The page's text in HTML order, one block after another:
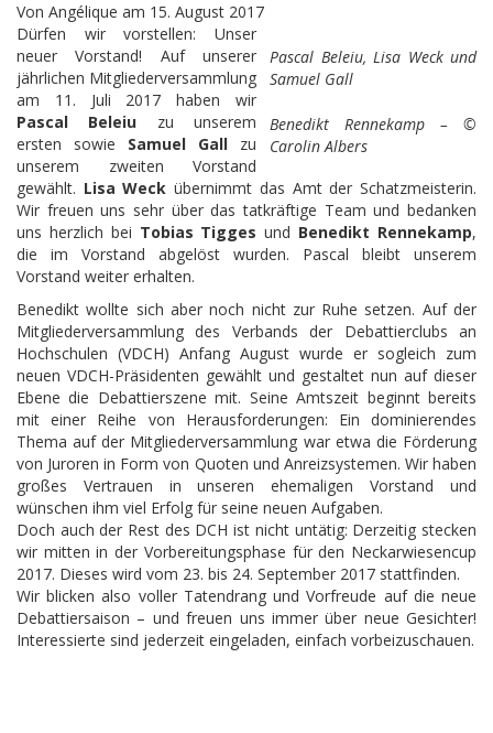
Von Angélique am 15. August 2017
Pascal Beleiu, Lisa Weck und
Samuel Gall
Benedikt Rennekamp – ©
Carolin Albers
Dürfen wir vorstellen: Unser
neuer Vorstand! Auf unserer
jährlichen Mitgliederversammlung
am 11. Juli 2017 haben wir
Pascal Beleiu zu unserem
ersten sowie Samuel Gall zu
unserem zweiten Vorstand
gewählt. Lisa Weck übernimmt das Amt der Schatzmeisterin.
Wir freuen uns sehr über das tatkräftige Team und bedanken
uns herzlich bei Tobias Tigges und Benedikt Rennekamp,
die im Vorstand abgelöst wurden. Pascal bleibt unserem
Vorstand weiter erhalten.
Benedikt wollte sich aber noch nicht zur Ruhe setzen. Auf der
Mitgliederversammlung des Verbands der Debattierclubs an
Hochschulen (VDCH) Anfang August wurde er sogleich zum
neuen VDCH-Präsidenten gewählt und gestaltet nun auf dieser
Ebene die Debattierszene mit. Seine Amtszeit beginnt bereits
mit einer Reihe von Herausforderungen: Ein dominierendes
Thema auf der Mitgliederversammlung war etwa die Förderung
von Juroren in Form von Quoten und Anreizsystemen. Wir haben
großes Vertrauen in unseren ehemaligen Vorstand und
wünschen ihm viel Erfolg für seine neuen Aufgaben.
Doch auch der Rest des DCH ist nicht untätig: Derzeitig stecken
wir mitten in der Vorbereitungsphase für den Neckarwiesencup
2017. Dieses wird vom 23. bis 24. September 2017 stattfinden.
Wir blicken also voller Tatendrang und Vorfreude auf die neue
Debattiersaison – und freuen uns immer über neue Gesichter!
Interessierte sind jederzeit eingeladen, einfach vorbeizuschauen.